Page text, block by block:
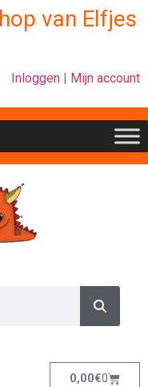
van Elfjes
Inloggen | Mijn account
0,00€0